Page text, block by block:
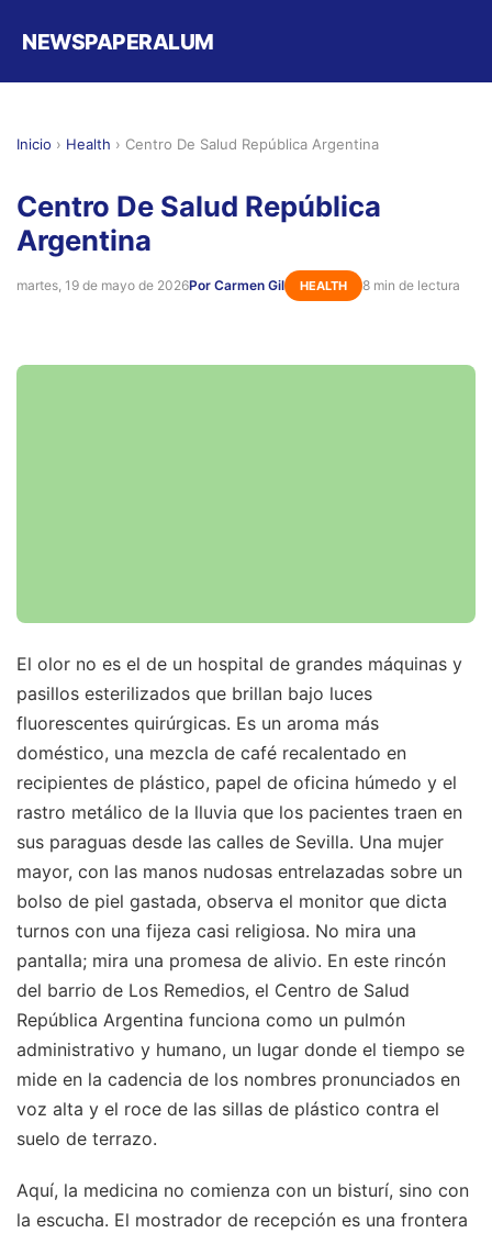
NEWSPAPERALUM
Inicio › Health › Centro De Salud República Argentina
Centro De Salud República
Argentina
martes, 19 de mayo de 2026Por Carmen Gil HEALTH 8 min de lectura
El olor no es el de un hospital de grandes máquinas y
pasillos esterilizados que brillan bajo luces
fluorescentes quirúrgicas. Es un aroma más
doméstico, una mezcla de café recalentado en
recipientes de plástico, papel de oficina húmedo y el
rastro metálico de la lluvia que los pacientes traen en
sus paraguas desde las calles de Sevilla. Una mujer
mayor, con las manos nudosas entrelazadas sobre un
bolso de piel gastada, observa el monitor que dicta
turnos con una fijeza casi religiosa. No mira una
pantalla; mira una promesa de alivio. En este rincón
del barrio de Los Remedios, el Centro de Salud
República Argentina funciona como un pulmón
administrativo y humano, un lugar donde el tiempo se
mide en la cadencia de los nombres pronunciados en
voz alta y el roce de las sillas de plástico contra el
suelo de terrazo.
Aquí, la medicina no comienza con un bisturí, sino con
la escucha. El mostrador de recepción es una frontera